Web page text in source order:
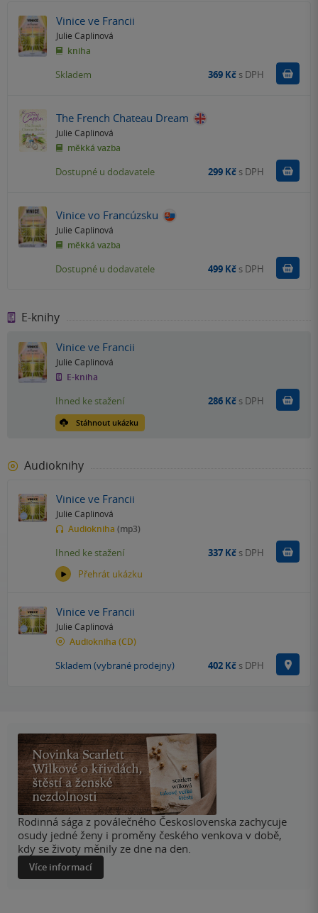
Vinice ve Francii
Julie Caplinová
kniha
Skladem 369 Kč s DPH
The French Chateau Dream
Julie Caplinová
měkká vazba
Dostupné u dodavatele 299 Kč s DPH
Vinice vo Francúzsku
Julie Caplinová
měkká vazba
Dostupné u dodavatele 499 Kč s DPH
E-knihy
Vinice ve Francii
Julie Caplinová
E-kniha
Stáhnout ukázku
Ihned ke stažení 286 Kč s DPH Koupit
Audioknihy
Vinice ve Francii
Julie Caplinová
Audiokniha (mp3)
Přehrát ukázku
Ihned ke stažení 337 Kč s DPH Koupit
Vinice ve Francii
Julie Caplinová
Audiokniha (CD)
Skladem (vybrané prodejny) 402 Kč s DPH
Rodinná sága z poválečného Československa zachycuje
osudy jedné ženy i proměny českého venkova v době,
kdy se životy měnily ze dne na den.
Více informací